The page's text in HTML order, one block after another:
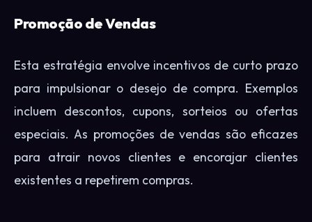
Promoção de Vendas
Esta estratégia envolve incentivos de curto prazo
para impulsionar o desejo de compra. Exemplos
incluem descontos, cupons, sorteios ou ofertas
especiais. As promoções de vendas são eficazes
para atrair novos clientes e encorajar clientes
existentes a repetirem compras.